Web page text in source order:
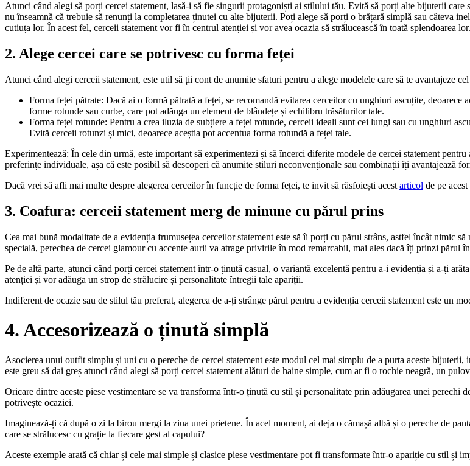
Atunci când alegi să porți cercei statement, lasă-i să fie singurii protagoniști ai stilului tău. Evită să porți alte bijuterii care
nu înseamnă că trebuie să renunți la completarea ținutei cu alte bijuterii. Poți alege să porți o brățară simplă sau câteva
cutiuța lor. În acest fel, cerceii statement vor fi în centrul atenției și vor avea ocazia să strălucească în toată splendoarea lor.
2. Alege cercei care se potrivesc cu forma feței
Atunci când alegi cerceii statement, este util să ții cont de anumite sfaturi pentru a alege modelele care să te avantajeze
Forma feței pătrate: Dacă ai o formă pătrată a feței, se recomandă evitarea cerceilor cu unghiuri ascuțite,
forme rotunde sau curbe, care pot adăuga un element de blândețe și echilibru trăsăturilor tale.
Forma feței rotunde: Pentru a crea iluzia de subțiere a feței rotunde, cerceii ideali sunt cei lungi sau cu unghiuri
Evită cerceii rotunzi și mici, deoarece aceștia pot accentua forma rotundă a feței tale.
Experimentează: În cele din urmă, este important să experimentezi și să încerci diferite modele de cercei statement
preferințe individuale, așa că este posibil să descoperi că anumite stiluri neconvenționale sau combinații îți avantajează
Dacă vrei să afli mai multe despre alegerea cerceilor în funcție de forma feței, te invit să răsfoiești acest articol de pe
3. Coafura: cerceii statement merg de minune cu părul prins
Cea mai bună modalitate de a evidenția frumusețea cerceilor statement este să îi porți cu părul strâns, astfel încât nimic
specială, perechea de cercei glamour cu accente aurii va atrage privirile în mod remarcabil, mai ales dacă îți prinzi părul
Pe de altă parte, atunci când porți cercei statement într-o ținută casual, o variantă excelentă pentru a-i evidenția și a-ți
atenției și vor adăuga un strop de strălucire și personalitate întregii tale apariții.
Indiferent de ocazie sau de stilul tău preferat, alegerea de a-ți strânge părul pentru a evidenția cerceii statement este un
4. Accesorizează o ținută simplă
Asocierea unui outfit simplu și uni cu o pereche de cercei statement este modul cel mai simplu de a purta aceste
este greu să dai greș atunci când alegi să porți cercei statement alături de haine simple, cum ar fi o rochie neagră, un
Oricare dintre aceste piese vestimentare se va transforma într-o ținută cu stil și personalitate prin adăugarea unei perechi
potrivește ocaziei.
Imaginează-ți că după o zi la birou mergi la ziua unei prietene. În acel moment, ai deja o cămașă albă și o pereche de
care se strălucesc cu grație la fiecare gest al capului?
Aceste exemple arată că chiar și cele mai simple și clasice piese vestimentare pot fi transformate într-o apariție cu stil și